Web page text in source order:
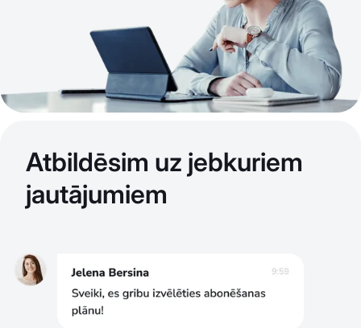
Atbildēsim uz jebkuriem
jautājumiem